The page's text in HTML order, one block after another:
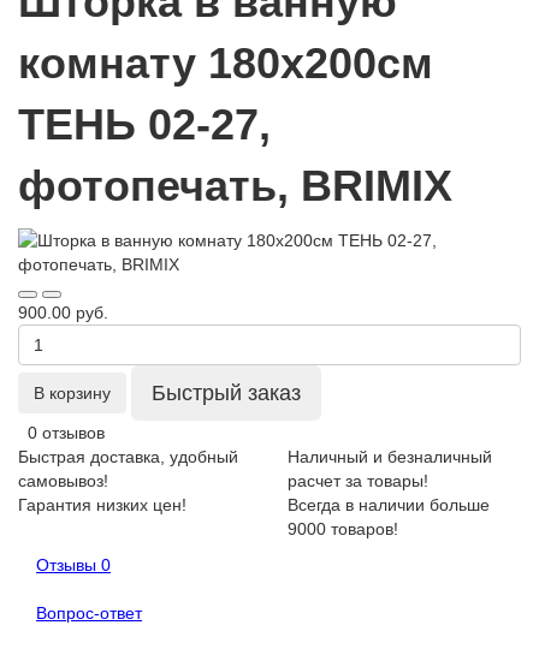
комнату 180х200см
ТЕНЬ 02-27,
фотопечать, BRIMIX
900.00 руб.
В корзину Быстрый заказ
0 отзывов
Быстрая доставка, удобный
самовывоз!
Наличный и безналичный
расчет за товары!
Гарантия низких цен!
Всегда в наличии больше
9000 товаров!
Отзывы 0
Вопрос-ответ